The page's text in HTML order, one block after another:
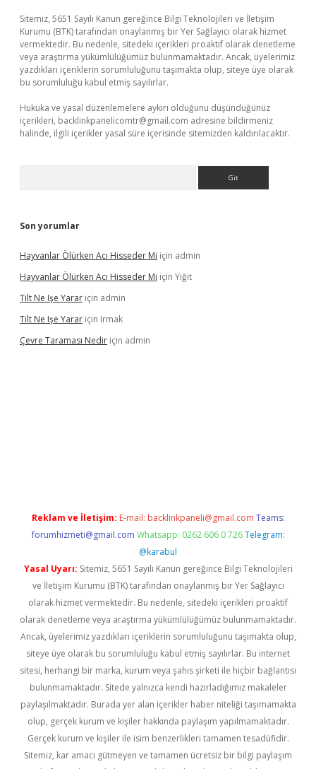
Sitemiz, 5651 Sayılı Kanun gereğince Bilgi Teknolojileri ve İletişim
Kurumu (BTK) tarafından onaylanmış bir Yer Sağlayıcı olarak hizmet
vermektedir. Bu nedenle, sitedeki içerikleri proaktif olarak denetleme
veya araştırma yükümlülüğümüz bulunmamaktadır. Ancak, üyelerimiz
yazdıkları içeriklerin sorumluluğunu taşımakta olup, siteye üye olarak
bu sorumluluğu kabul etmiş sayılırlar.
Hukuka ve yasal düzenlemelere aykırı olduğunu düşündüğünüz
içerikleri, backlinkpanelicomtr@gmail.com adresine bildirmeniz
halinde, ilgili içerikler yasal süre içerisinde sitemizden kaldırılacaktır.
Son yorumlar
Hayvanlar Ölürken Acı Hisseder Mi için admin
Hayvanlar Ölürken Acı Hisseder Mi için Yiğit
Tilt Ne Işe Yarar için admin
Tilt Ne Işe Yarar için Irmak
Çevre Taraması Nedir için admin
Reklam ve İletişim: E-mail: backlinkpaneli@gmail.com Teams:
forumhizmeti@gmail.com Whatsapp: 0262 606 0 726 Telegram:
@karabul
Yasal Uyarı: Sitemiz, 5651 Sayılı Kanun gereğince Bilgi Teknolojileri
ve İletişim Kurumu (BTK) tarafından onaylanmış bir Yer Sağlayıcı
olarak hizmet vermektedir. Bu nedenle, sitedeki içerikleri proaktif
olarak denetleme veya araştırma yükümlülüğümüz bulunmamaktadır.
Ancak, üyelerimiz yazdıkları içeriklerin sorumluluğunu taşımakta olup,
siteye üye olarak bu sorumluluğu kabul etmiş sayılırlar. Bu internet
sitesi, herhangi bir marka, kurum veya şahıs şirketi ile hiçbir bağlantısı
bulunmamaktadır. Sitede yalnızca kendi hazırladığımız makaleler
paylaşılmaktadır. Burada yer alan içerikler haber niteliği taşımamakta
olup, gerçek kurum ve kişiler hakkında paylaşım yapılmamaktadır.
Gerçek kurum ve kişiler ile isim benzerlikleri tamamen tesadüfidir.
Sitemiz, kar amacı gütmeyen ve tamamen ücretsiz bir bilgi paylaşım